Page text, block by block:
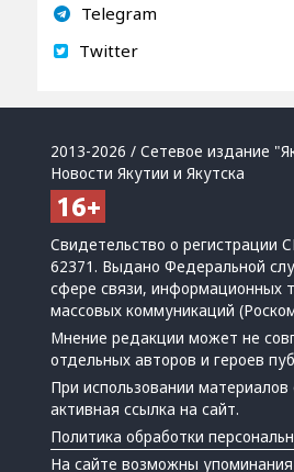
Telegram
Twitter
2013-2026 / Сетевое издание
Новости Якутии и Якутска
Свидетельство о
62371. Выдано Федеральной
сфере связи, информационных
массовых коммуникаций
Мнение редакции может не
отдельных авторов и героев
При использовании материалов
активная ссылка на сайт.
Политика обработки
На сайте возможны